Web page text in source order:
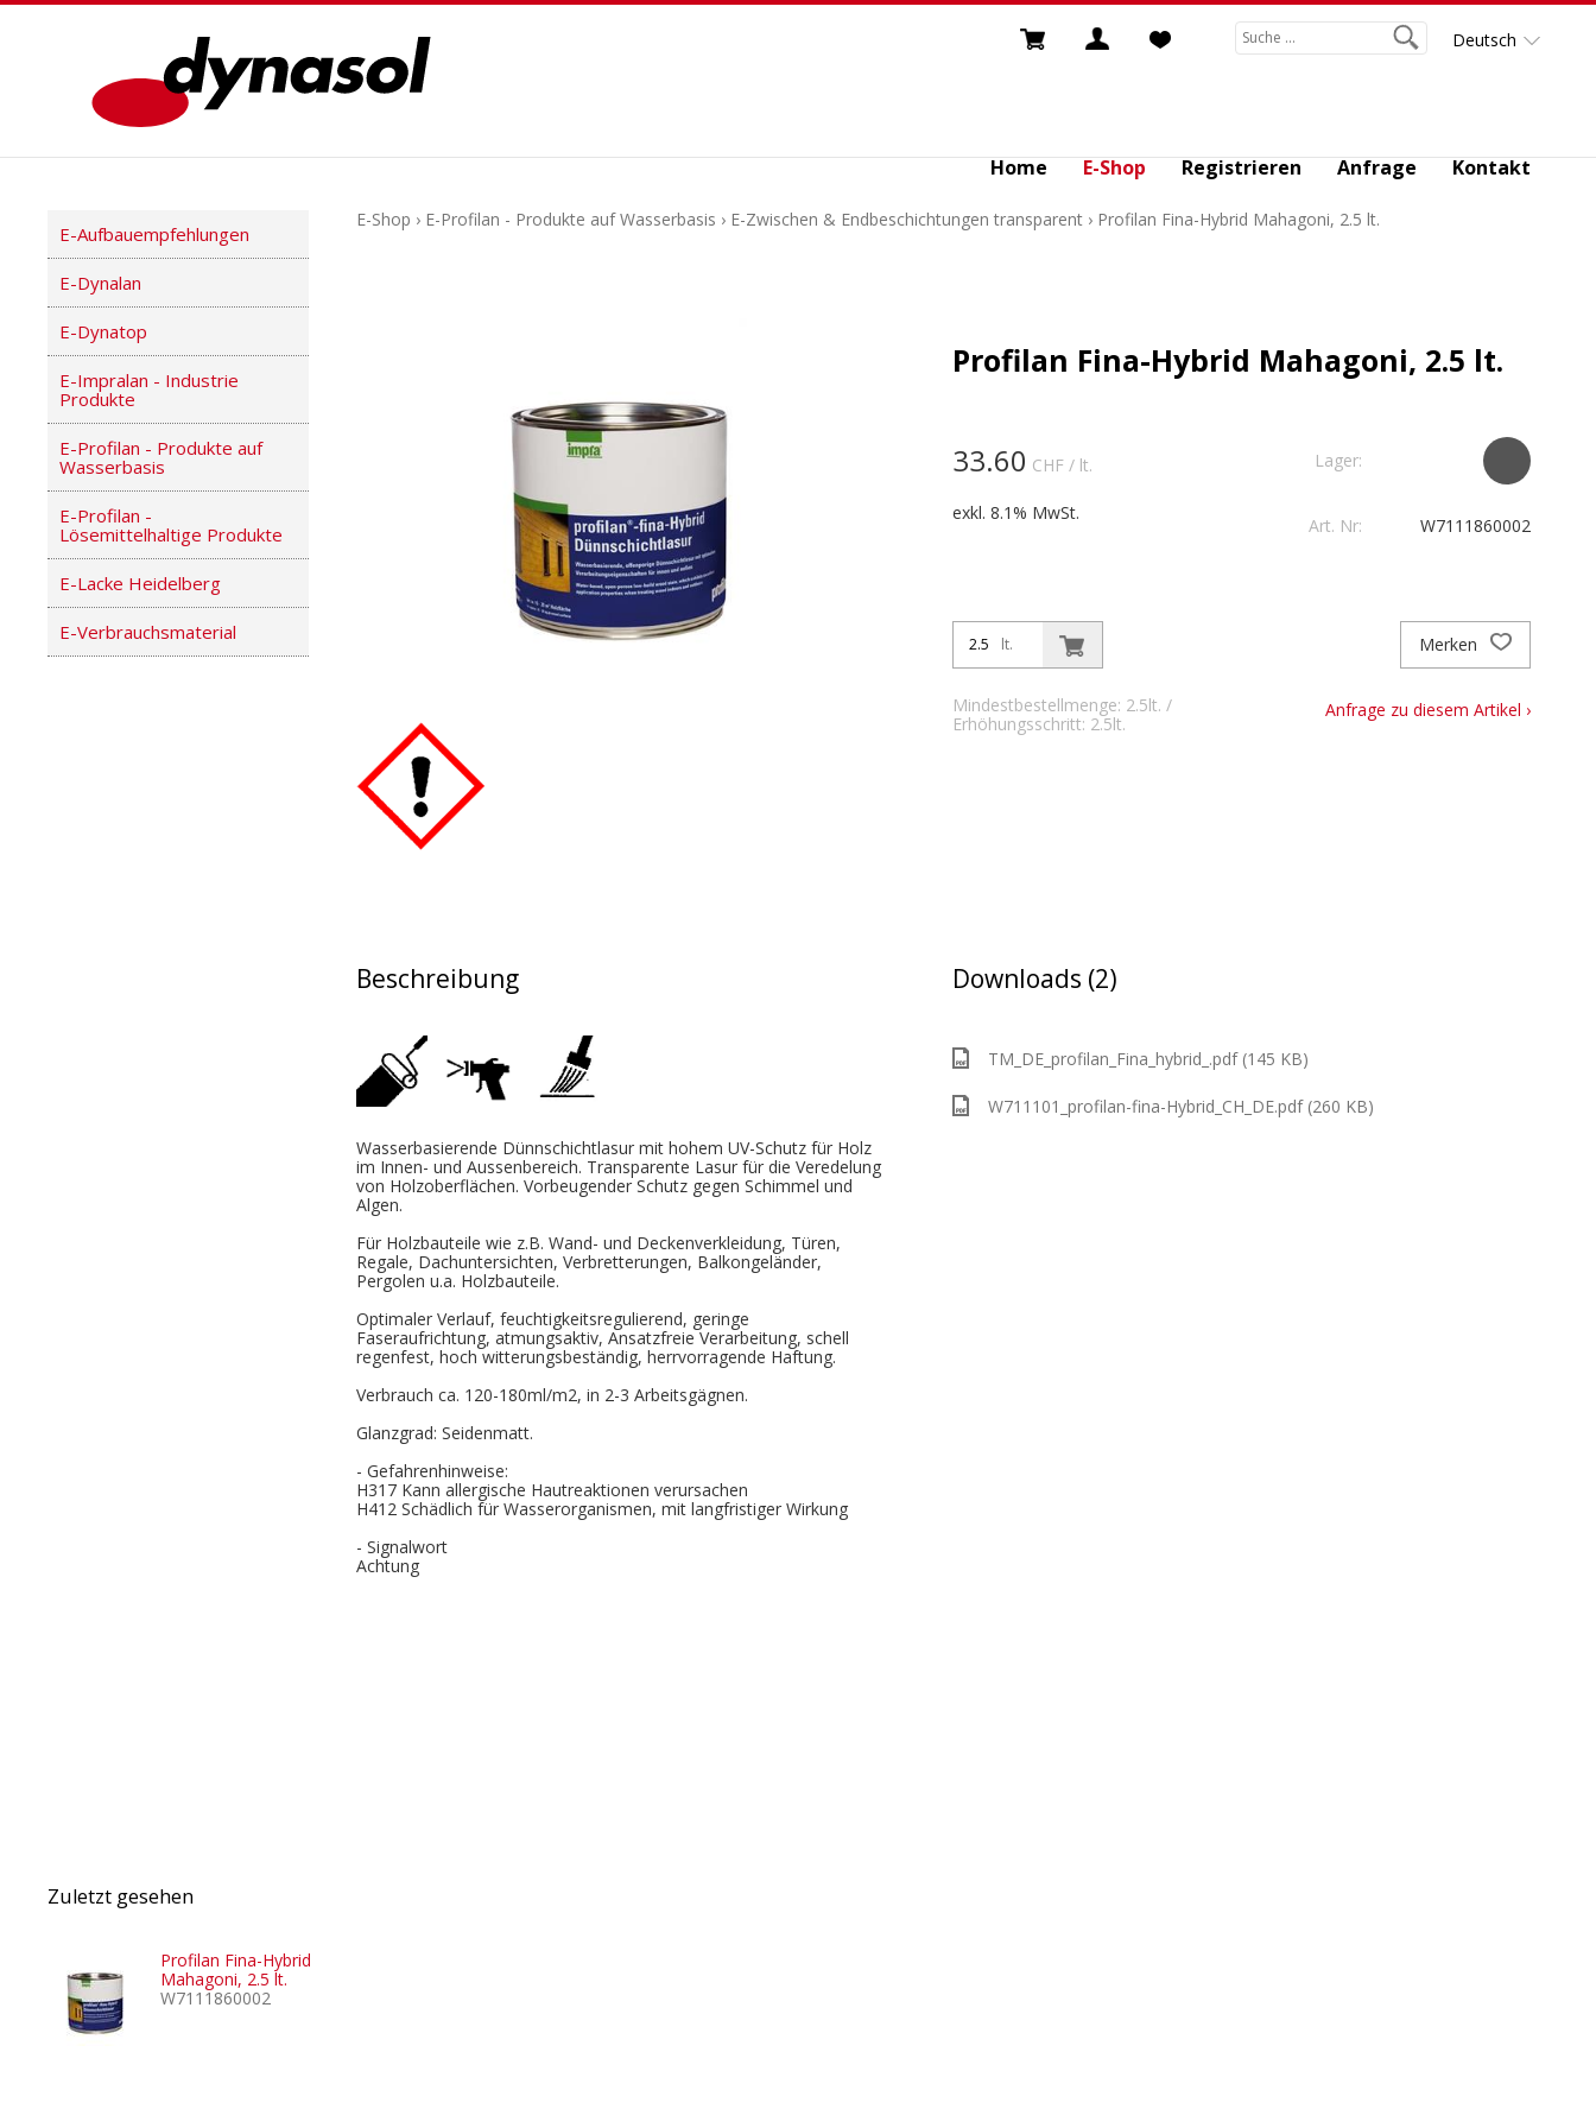
Deutsch
Home E-Shop Registrieren Anfrage Kontakt
E-Aufbauempfehlungen
E-Dynalan
E-Dynatop
E-Impralan - Industrie
Produkte
E-Profilan - Produkte auf
Wasserbasis
E-Profilan -
Lösemittelhaltige Produkte
E-Lacke Heidelberg
E-Verbrauchsmaterial
E-Shop › E-Profilan - Produkte auf Wasserbasis › E-Zwischen & Endbeschichtungen transparent › Profilan Fina-Hybrid Mahagoni, 2.5 lt.
Profilan Fina-Hybrid Mahagoni, 2.5 lt.
33.60 CHF / lt.
exkl. 8.1% MwSt.
Lager:
Art. Nr: W7111860002
lt.
Mindestbestellmenge: 2.5lt. /
Erhöhungsschritt: 2.5lt.
Merken
Anfrage zu diesem Artikel ›
Beschreibung
Wasserbasierende Dünnschichtlasur mit hohem UV-Schutz für Holz
im Innen- und Aussenbereich. Transparente Lasur für die Veredelung
von Holzoberflächen. Vorbeugender Schutz gegen Schimmel und
Algen.
Für Holzbauteile wie z.B. Wand- und Deckenverkleidung, Türen,
Regale, Dachuntersichten, Verbretterungen, Balkongeländer,
Pergolen u.a. Holzbauteile.
Optimaler Verlauf, feuchtigkeitsregulierend, geringe
Faseraufrichtung, atmungsaktiv, Ansatzfreie Verarbeitung, schell
regenfest, hoch witterungsbeständig, herrvorragende Haftung.
Verbrauch ca. 120-180ml/m2, in 2-3 Arbeitsgägnen.
Glanzgrad: Seidenmatt.
- Gefahrenhinweise:
H317 Kann allergische Hautreaktionen verursachen
H412 Schädlich für Wasserorganismen, mit langfristiger Wirkung
- Signalwort
Achtung
Downloads (2)
TM_DE_profilan_Fina_hybrid_.pdf (145 KB)
W711101_profilan-fina-Hybrid_CH_DE.pdf (260 KB)
Zuletzt gesehen
Profilan Fina-Hybrid
Mahagoni, 2.5 lt.
W7111860002